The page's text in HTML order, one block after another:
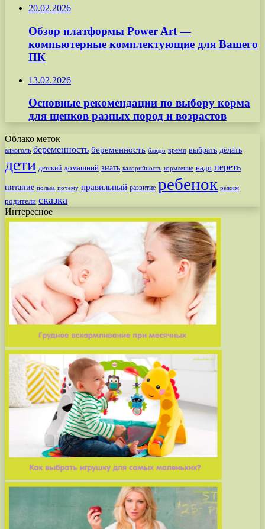
20.02.2026
Обзор платформы Power Art —
компьютерные комплектующие для Вашего
ПК
13.02.2026
Основные рекомендации по выбору корма
для щенков разных пород и возрастов
Облако меток
алкоголь беременность беременность блюдо время выбрать делать
дети детский домашний знать калорийность кормление надо переть
питание польза почему правильный развитие ребенок режим
родители сказка
Интересное